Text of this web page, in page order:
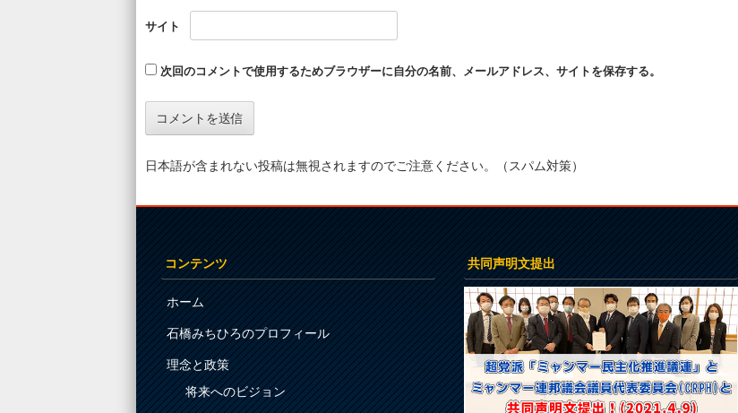
サイト
次回のコメントで使用するためブラウザーに自分の名前、メールアドレス、サイトを保存する。
日本語が含まれない投稿は無視されますのでご注意ください。（スパム対策）
コンテンツ
ホーム
石橋みちひろのプロフィール
理念と政策
将来へのビジョン
共同声明文提出